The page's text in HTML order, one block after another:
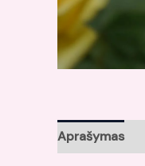
Aprašymas